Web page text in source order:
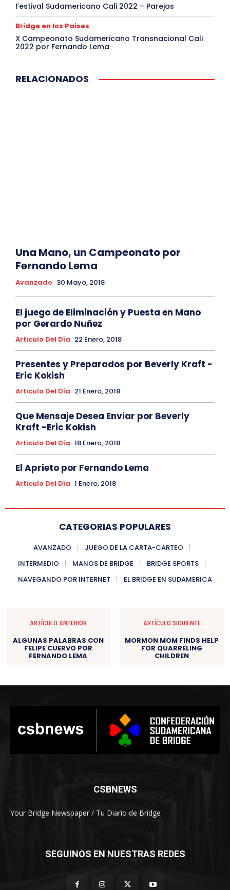
Festival Sudamericano Cali 2022 – Parejas
Bridge en los Paises
X Campeonato Sudamericano Transnacional Cali
2022 por Fernando Lema
RELACIONADOS
Una Mano, un Campeonato por
Fernando Lema
Avanzado 30 Mayo, 2018
El juego de Eliminación y Puesta en Mano
por Gerardo Nuñez
Articulo Del Día 22 Enero, 2018
Presentes y Preparados por Beverly Kraft -
Eric Kokish
Articulo Del Día 21 Enero, 2018
Que Mensaje Desea Enviar por Beverly
Kraft -Eric Kokish
Articulo Del Día 18 Enero, 2018
El Aprieto por Fernando Lema
Articulo Del Día 1 Enero, 2018
CATEGORIAS POPULARES
AVANZADO
JUEGO DE LA CARTA-CARTEO
INTERMEDIO
MANOS DE BRIDGE
BRIDGE SPORTS
NAVEGANDO POR INTERNET
EL BRIDGE EN SUDAMERICA
ARTÍCULO ANTERIOR
ALGUNAS PALABRAS CON
FELIPE CUERVO POR
FERNANDO LEMA
ARTÍCULO SIGUIENTE
MORMON MOM FINDS HELP
FOR QUARRELING
CHILDREN
CSBNEWS
Your Bridge Newspaper / Tu Diario de Bridge
SEGUINOS EN NUESTRAS REDES